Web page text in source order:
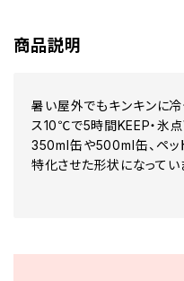
商品説明
暑い屋外でもキンキンに冷
ス10℃で5時間KEEP・氷点
350ml缶や500ml缶、ペッ
特化させた形状になってい